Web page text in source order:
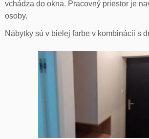
vchádza do okna. Pracovný priestor je
osoby.
Nábytky sú v bielej farbe v kombinácii s